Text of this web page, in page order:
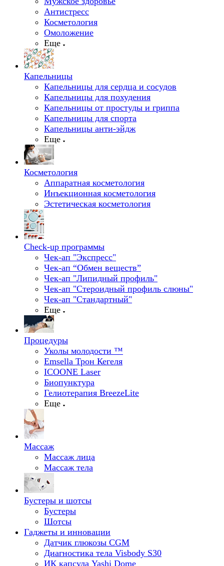
Антистресс
Косметология
Омоложение
Еще
Капельницы
Капельницы для сердца и сосудов
Капельницы для похудения
Капельницы от простуды и гриппа
Капельницы для спорта
Капельницы анти-эйдж
Еще
Косметология
Аппаратная косметология
Инъекционная косметология
Эстетическая косметология
Check-up программы
Чек-ап "Экспресс"
Чек-ап “Обмен веществ”
Чек-ап "Липидный профиль"
Чек-ап "Стероидный профиль слюны"
Чек-ап "Стандартный"
Еще
Процедуры
Уколы молодости ™
Emsella Трон Кегеля
ICOONE Laser
Биопунктура
Гелиотерапия BreezeLite
Еще
Массаж
Массаж лица
Массаж тела
Бустеры и шотсы
Бустеры
Шотсы
Гаджеты и инновации
Датчик глюкозы CGM
Диагностика тела Visbody S30
ИК капсула Yashi Dome